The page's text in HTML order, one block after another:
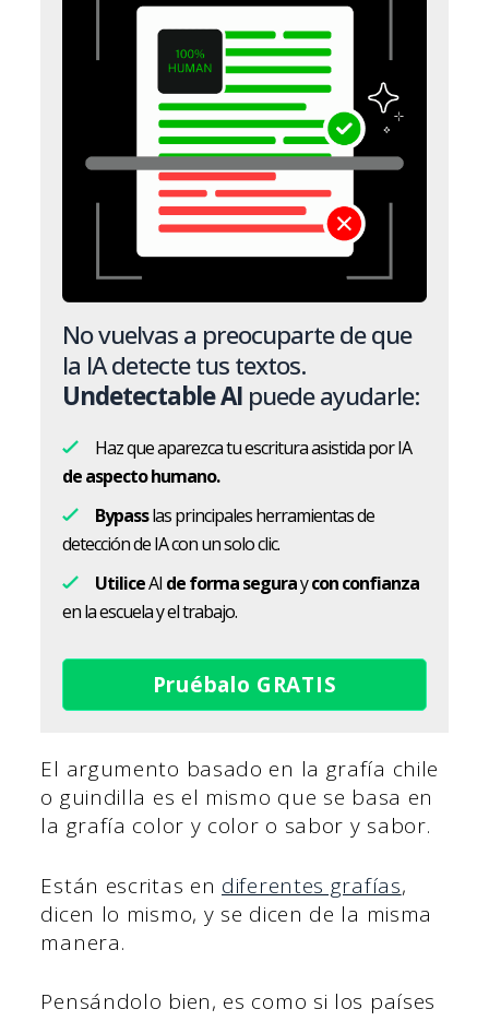
No vuelvas a preocuparte de que
la IA detecte tus textos.
Undetectable AI puede ayudarle:
Haz que aparezca tu escritura asistida por IA
de aspecto humano.
Bypasslas principales herramientas de
detección de IA con un solo clic.
UtiliceAI de forma seguraycon confianza
en la escuela y el trabajo.
Pruébalo GRATIS
El argumento basado en la grafía chile
o guindilla es el mismo que se basa en
la grafía color y color o sabor y sabor.
Están escritas en diferentes grafías,
dicen lo mismo, y se dicen de la misma
manera.
Pensándolo bien, es como si los países